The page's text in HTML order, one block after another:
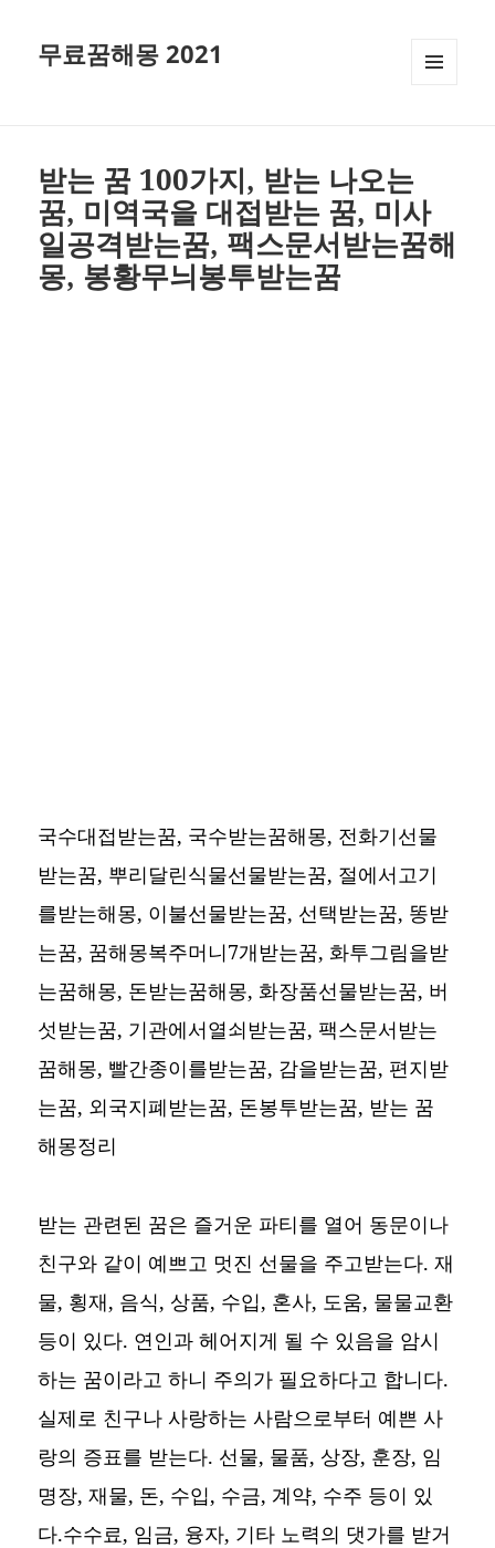
무료꿈해몽 2021
받는 꿈 100가지, 받는 나오는
꿈, 미역국을 대접받는 꿈, 미사
일공격받는꿈, 팩스문서받는꿈해
몽, 봉황무늬봉투받는꿈
국수대접받는꿈, 국수받는꿈해몽, 전화기선물
받는꿈, 뿌리달린식물선물받는꿈, 절에서고기
를받는해몽, 이불선물받는꿈, 선택받는꿈, 똥받
는꿈, 꿈해몽복주머니7개받는꿈, 화투그림을받
는꿈해몽, 돈받는꿈해몽, 화장품선물받는꿈, 버
섯받는꿈, 기관에서열쇠받는꿈, 팩스문서받는
꿈해몽, 빨간종이를받는꿈, 감을받는꿈, 편지받
는꿈, 외국지폐받는꿈, 돈봉투받는꿈, 받는 꿈
해몽정리
받는 관련된 꿈은 즐거운 파티를 열어 동문이나
친구와 같이 예쁘고 멋진 선물을 주고받는다. 재
물, 횡재, 음식, 상품, 수입, 혼사, 도움, 물물교환
등이 있다. 연인과 헤어지게 될 수 있음을 암시
하는 꿈이라고 하니 주의가 필요하다고 합니다.
실제로 친구나 사랑하는 사람으로부터 예쁜 사
랑의 증표를 받는다. 선물, 물품, 상장, 훈장, 임
명장, 재물, 돈, 수입, 수금, 계약, 수주 등이 있
다.수수료, 임금, 융자, 기타 노력의 댓가를 받거